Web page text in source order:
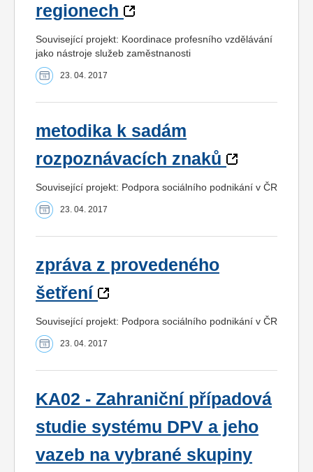
regionech
Související projekt: Koordinace profesního vzdělávání
jako nástroje služeb zaměstnanosti
23. 04. 2017
metodika k sadám
rozpoznávacích znaků
Související projekt: Podpora sociálního podnikání v ČR
23. 04. 2017
zpráva z provedeného
šetření
Související projekt: Podpora sociálního podnikání v ČR
23. 04. 2017
KA02 - Zahraniční případová
studie systému DPV a jeho
vazeb na vybrané skupiny